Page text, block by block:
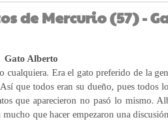
de Mercurio (57) -
Gato Alberto
cualquiera. Era el gato preferido de la
que todos eran su dueño, pues todos
que aparecieron no pasó lo mismo.
que hacer empezaron una